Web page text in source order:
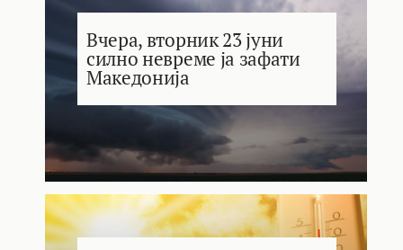
Вчера, вторник 23 јуни
силно невреме ја зафати
Македонија